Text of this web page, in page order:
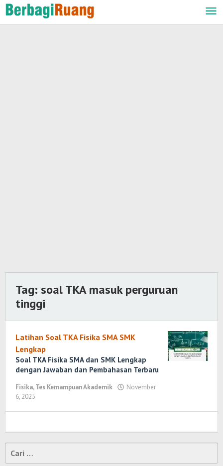
Lewati
ke
Tag: soal TKA masuk perguruan
tinggi
Latihan Soal TKA Fisika SMA SMK
Lengkap
Soal TKA Fisika SMA dan SMK Lengkap
dengan Jawaban dan Pembahasan Terbaru
Fisika,Tes Kemampuan Akademik
November
6, 2025
Cari
untuk: